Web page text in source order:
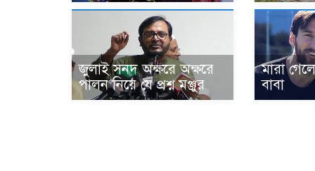
জুলাই সনদ অক্ষরে অক্ষরে
পালন নিয়ে যে প্রশ্ন মঞ্জুর
মারা
বাবা